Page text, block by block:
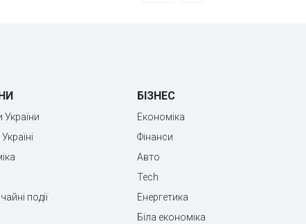
події
БІЗНЕС
Економіка
Фінанси
Авто
Tech
Енергетика
Біла економіка